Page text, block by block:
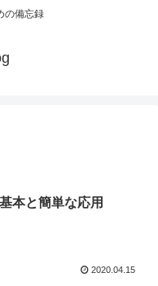
の備忘録
本と簡単な応用
2020.04.15